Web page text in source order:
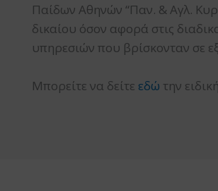
Παίδων Αθηνών “Παν. & Αγλ.
δικαίου όσον αφορά στις
υπηρεσιών που βρίσκονταν σε
Μπορείτε να δείτε εδώ την